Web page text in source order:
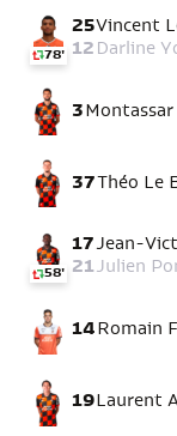
25Vincent
12 Darline
78'
3 Montassar
37Théo Le
17Jean-
21Julien
58'
14 Romain
19 Laurent